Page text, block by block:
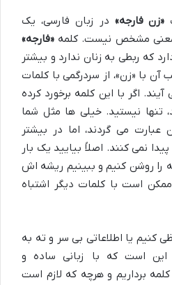
«زن فارجه» در زبان فارسی، یک
معنی مشخص نیست. کلمه «فارجه»
که ربطی به زنان ندارد و بیشتر
با «زن»، از سردرگمی با کلمات
اگر با این کلمه برخورد کرده
تنها نیستید. خیلی ها مثل شما
می گردند، اما در بیشتر
نمی کنند. اصلاً بیایید یک بار
را روشن کنیم و ببینیم ریشه اش
است با کلمات دیگر اشتباه
کنیم یا اطلاعاتی بی سر و ته به
این است که با زبانی ساده و
کلمه برداریم و هرچه که لازم است